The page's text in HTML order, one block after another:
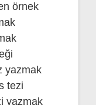
örnek
yazmak
tezi
yazmak